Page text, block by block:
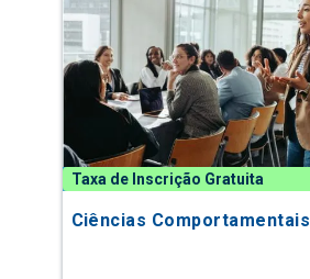
Taxa de Inscrição Gratuita
Ciências Comportamentais